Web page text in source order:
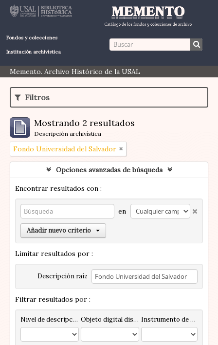
Fondos y colecciones
Institución archivística
Memento. Archivo Histórico de la USAL
Filtros
Mostrando 2 resultados
Descripción archivística
Fondo Universidad del Salvador
Opciones avanzadas de búsqueda
Encontrar resultados con :
en
Añadir nuevo criterio
Limitar resultados por :
Descripción raíz
Filtrar resultados por :
Nivel de descripción Objeto digital disponibles Instrumento de descripción